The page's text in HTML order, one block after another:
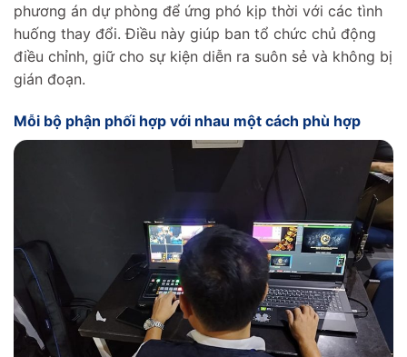
phương án dự phòng để ứng phó kịp thời với các tình
huống thay đổi. Điều này giúp ban tổ chức chủ động
điều chỉnh, giữ cho sự kiện diễn ra suôn sẻ và không bị
gián đoạn.
Mỗi bộ phận phối hợp với nhau một cách phù hợp